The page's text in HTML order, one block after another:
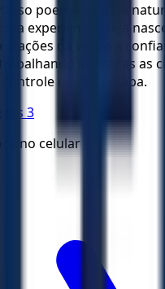
poema sobre a
experiência, seja
da vida e a
em todas as
de cada etapa.
3
no celular